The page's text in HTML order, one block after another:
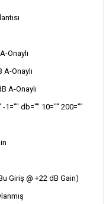
Onaylı
Onaylı
A-Onaylı
-1="" db="" 10="" 200=""
Giriş @ +22 dB Gain)